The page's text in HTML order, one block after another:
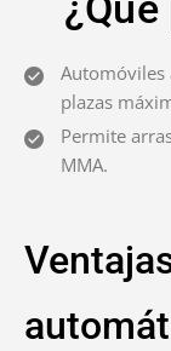
Automóviles
plazas
Permite
MMA.